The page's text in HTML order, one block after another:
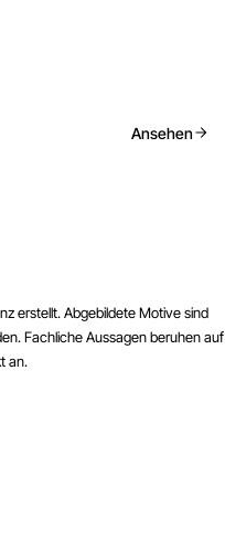
Ansehen
erstellt. Abgebildete Motive sind
Fachliche Aussagen beruhen auf
an.